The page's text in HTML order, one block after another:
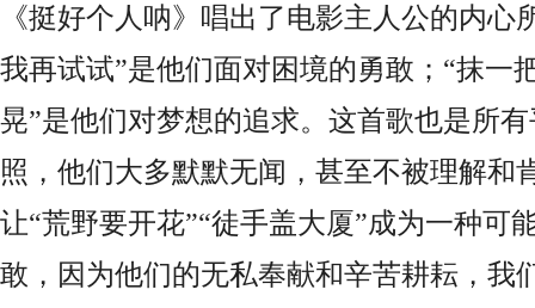
《挺好个人呐》唱出了电影主人公的内心
我再试试”是他们面对困境的勇敢；“抹一
晃”是他们对梦想的追求。这首歌也是所
照，他们大多默默无闻，甚至不被理解和
让“荒野要开花”“徒手盖大厦”成为一种可
敢，因为他们的无私奉献和辛苦耕耘，我